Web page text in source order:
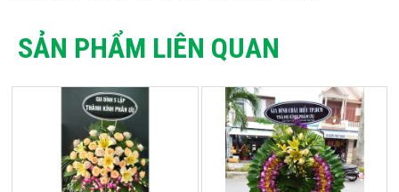
SẢN PHẨM LIÊN QUAN